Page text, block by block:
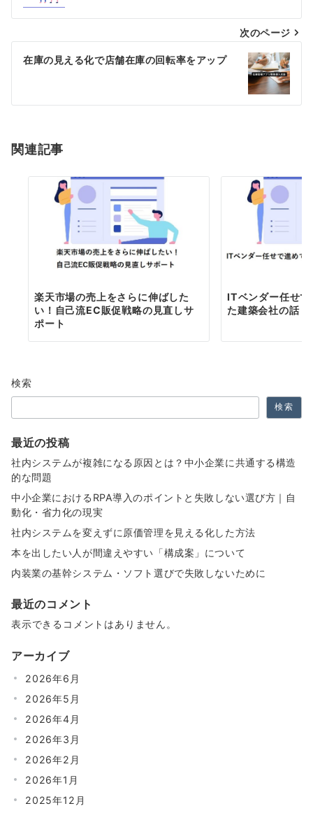
ナ
ビ
ゲ
シ
ン
次のページ
在庫の見える化で店舗在庫の回転率をアップ
関連記事
楽天市場の売上をさらに伸ばした
い！自己流EC販促戦略の見直しサ
ポート
ITベンダー任せ
た建築会社の話
検索
検索
最近の投稿
社内システムが複雑になる原因とは？中小企業に共通する構造
的な問題
中小企業におけるRPA導入のポイントと失敗しない選び方｜自
動化・省力化の現実
社内システムを変えずに原価管理を見える化した方法
本を出したい人が間違えやすい「構成案」について
内装業の基幹システム・ソフト選びで失敗しないために
最近のコメント
表示できるコメントはありません。
アーカイブ
2026年6月
2026年5月
2026年4月
2026年3月
2026年2月
2026年1月
2025年12月